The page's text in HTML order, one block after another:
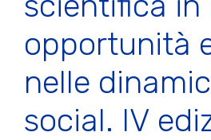
opportunità
nelle
social. IV